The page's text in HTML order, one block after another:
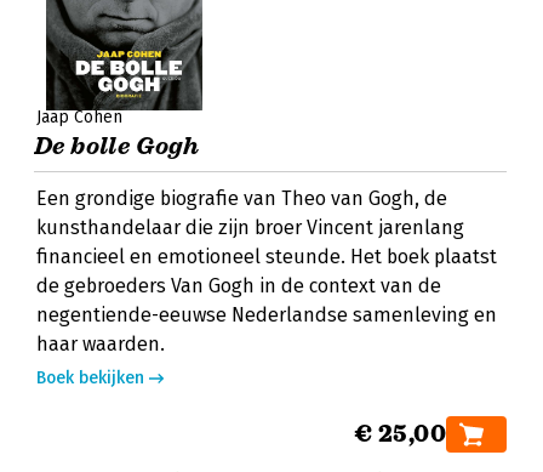
Jaap Cohen
De bolle Gogh
Een grondige biografie van Theo van Gogh, de
kunsthandelaar die zijn broer Vincent jarenlang
financieel en emotioneel steunde. Het boek plaatst
de gebroeders Van Gogh in de context van de
negentiende-eeuwse Nederlandse samenleving en
haar waarden.
Boek bekijken
€ 25,00